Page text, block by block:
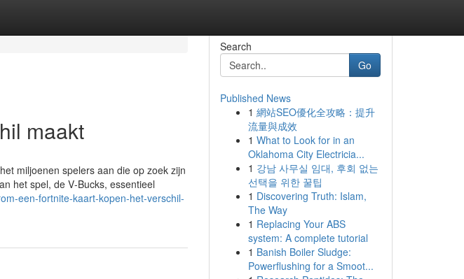
maakt
miljoenen spelers aan die op zoek zijn
het spel, de V‑Bucks, essentieel
een-fortnite-kaart-kopen-het-verschil-
Search
Go
Published News
1 網站SEO優化全攻略：提升
流量與成效
1 What to Look for in an
Oklahoma City Electricia...
1 강남 사무실 임대, 후회 없는
선택을 위한 꿀팁
1 Discovering Truth: Islam,
The Way
1 Replacing Your ABS
system: A complete tutorial
1 Banish Boiler Sludge:
Powerflushing for a Smoot...